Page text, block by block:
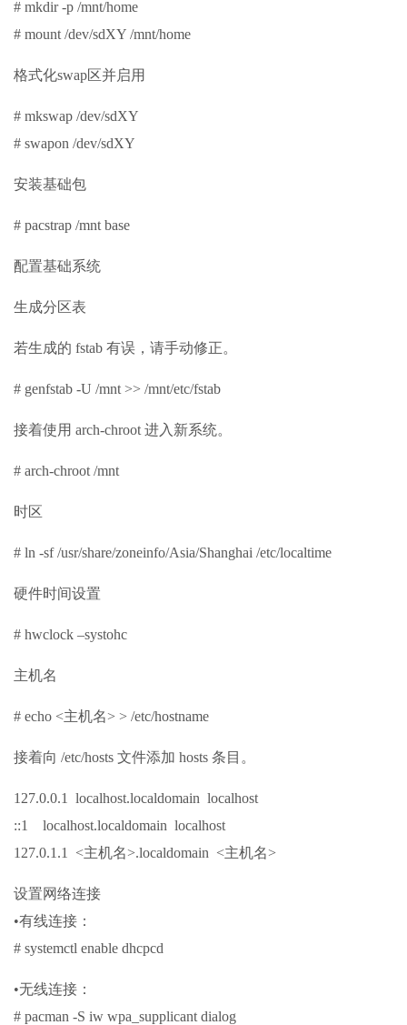
# mkdir -p /mnt/home
# mount /dev/sdXY /mnt/home
格式化swap区并启用
# mkswap /dev/sdXY
# swapon /dev/sdXY
安装基础包
# pacstrap /mnt base
配置基础系统
生成分区表
若生成的 fstab 有误，请手动修正。
# genfstab -U /mnt >> /mnt/etc/fstab
接着使用 arch-chroot 进入新系统。
# arch-chroot /mnt
时区
# ln -sf /usr/share/zoneinfo/Asia/Shanghai /etc/localtime
硬件时间设置
# hwclock –systohc
主机名
# echo <主机名> > /etc/hostname
接着向 /etc/hosts 文件添加 hosts 条目。
127.0.0.1 localhost.localdomain localhost
::1 localhost.localdomain localhost
127.0.1.1 <主机名>.localdomain <主机名>
设置网络连接
•有线连接：
# systemctl enable dhcpcd
•无线连接：
# pacman -S iw wpa_supplicant dialog